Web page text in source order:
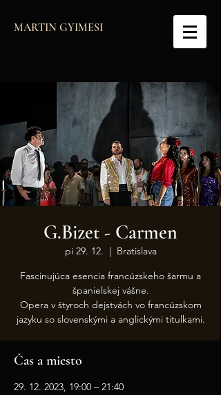
MARTIN GYIMESI
G.Bizet - Carmen
pi 29. 12.
  |
Bratislava
Fascinujúca esencia francúzskeho šarmu a
španielskej vášne.
Opera v štyroch dejstvách vo francúzskom
jazyku so slovenskými a anglickými titulkami.
Čas a miesto
29. 12. 2023, 19:00 – 21:40